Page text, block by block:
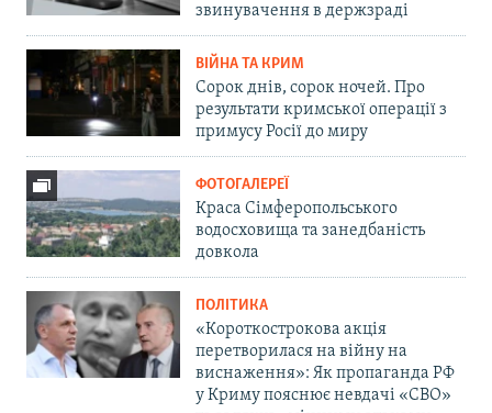
звинувачення в держзраді
ВІЙНА ТА КРИМ
Сорок днів, сорок ночей. Про
результати кримської операції з
примусу Росії до миру
ФОТОГАЛЕРЕЇ
Краса Сімферопольського
водосховища та занедбаність
довкола
ПОЛІТИКА
«Короткострокова акція
перетворилася на війну на
виснаження»: Як пропаганда РФ
у Криму пояснює невдачі «СВО»